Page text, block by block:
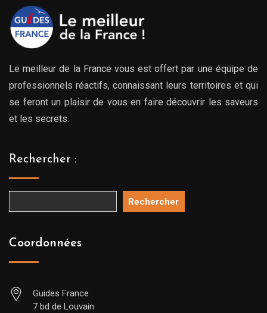
Le meilleur de la France vous est offert par une équipe de
professionnels réactifs, connaissant leurs territoires et qui
se feront un plaisir de vous en faire découvrir les saveurs
et les secrets.
Rechercher :
Rechercher
Coordonnées
Guides France
7 bd de Louvain